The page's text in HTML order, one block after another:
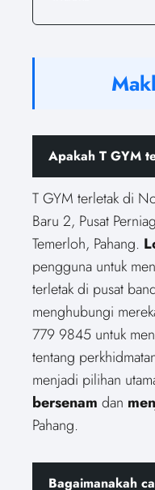
Apakah T GYM
T GYM terletak di
Baru 2, Pusat
Temerloh, Pahang.
pengguna untuk
terletak di pusat
menghubungi
779 9845 untuk
tentang
menjadi pilihan
bersenam dan
Pahang.
Bagaimanakah